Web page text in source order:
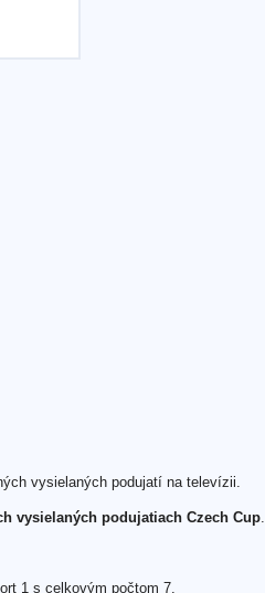
vysielaných podujatí na televízii.
vysielaných podujatiach Czech Cup.
1 s celkovým počtom 7.